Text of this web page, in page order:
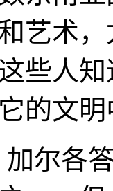
艺术
些人
的文
加尔各